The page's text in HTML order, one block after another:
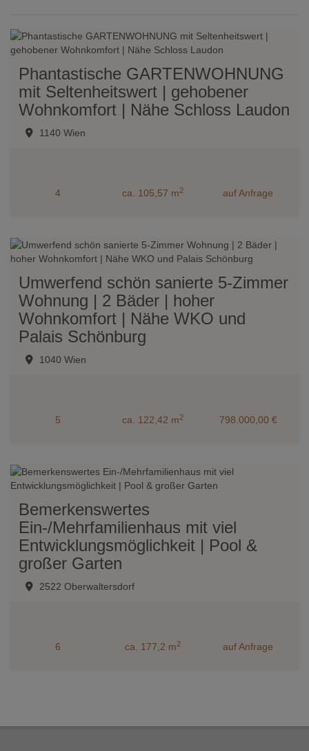
Phantastische GARTENWOHNUNG
mit Seltenheitswert | gehobener
Wohnkomfort | Nähe Schloss Laudon
1140 Wien
4 ca. 105,57 m2 auf Anfrage
Umwerfend schön sanierte 5-Zimmer
Wohnung | 2 Bäder | hoher
Wohnkomfort | Nähe WKO und
Palais Schönburg
1040 Wien
5 ca. 122,42 m2 798.000,00 €
Bemerkenswertes
Ein-/Mehrfamilienhaus mit viel
Entwicklungsmöglichkeit | Pool &
großer Garten
2522 Oberwaltersdorf
6 ca. 177,2 m2 auf Anfrage